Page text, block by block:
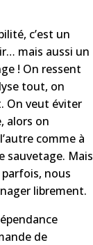
c’est un
mais aussi un
! On ressent
tout, on
On veut éviter
alors on
comme à
sauvetage. Mais
nous
librement.
de